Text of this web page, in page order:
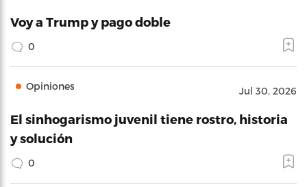
Voy a Trump y pago doble
0
Opiniones Jul 30, 2026
El sinhogarismo juvenil tiene rostro, historia
y solución
0